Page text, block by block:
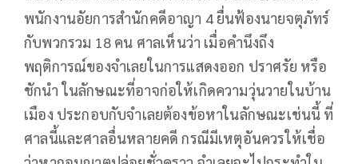
พนักงานอัยการสำนักคดีอาญา 4 ยื่นฟ้องนายจตุภัทร์
กับพวกรวม 18 คน ศาลเห็นว่า เมื่อคำนึงถึง
พฤติการณ์ของจำเลยในการแสดงออก ปราศรัย หรือ
ชักนำ ในลักษณะที่อาจก่อให้เกิดความวุ่นวายในบ้าน
เมือง ประกอบกับจำเลยต้องข้อหาในลักษณะเช่นนี้ ที่
ศาลนี้และศาลอื่นหลายคดี กรณีมีเหตุอันควรให้เชื่อ